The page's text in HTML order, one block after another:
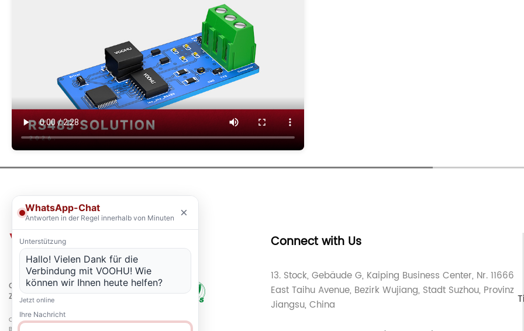
QUALITÄT
ZERTIFIZIERUNG
Copyright © 2021-2026 voohuele.com Alle Rechte vorbehalten
Connect with Us
13. Stock, Gebäude G, Kaiping Business Center, Nr. 11666
East Taihu Avenue, Bezirk Wujiang, Stadt Suzhou, Provinz
Jiangsu, China
WhatsApp-Chat
Antworten in der Regel innerhalb von Minuten ×
Unterstützung
Hallo! Vielen Dank für die
Verbindung mit VOOHU! Wie
können wir Ihnen heute helfen?
Jetzt online
Ihre Nachricht